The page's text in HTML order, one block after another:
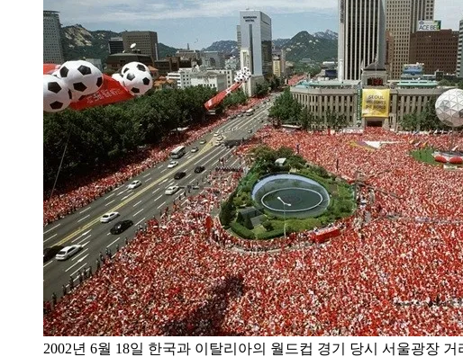
2002년 6월 18일 한국과 이탈리아의 월드컵 경기 당시 서울광장 거